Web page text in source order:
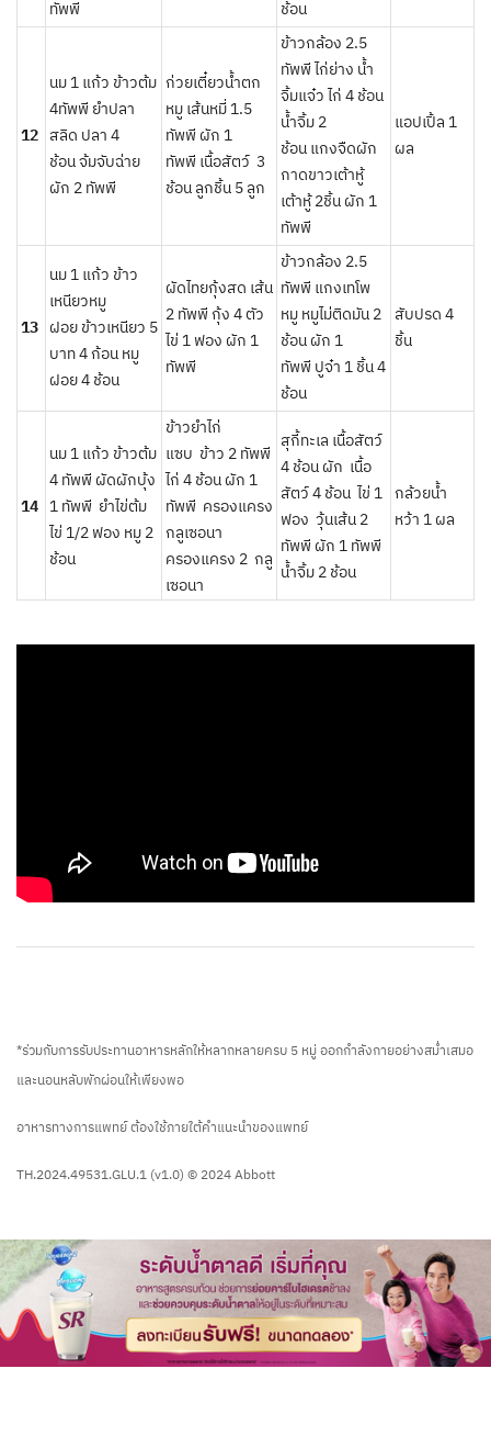
ทัพพี ช้อน
12
นม 1 แก้ว ข้าวต้ม
4ทัพพี ยำปลา
สลิด ปลา 4
ช้อน จ้มจับฉ่าย
ผัก 2 ทัพพี
ก่วยเตี๋ยวน้ำตก
หมู เส้นหมี่ 1.5
ทัพพี ผัก 1
ทัพพี เนื้อสัตว์ 3
ช้อน ลูกชิ้น 5 ลูก
ข้าวกล้อง 2.5
ทัพพี ไก่ย่าง น้ำ
จิ้มแจ๋ว ไก่ 4 ช้อน
น้ำจิ้ม 2
ช้อน แกงจืดผัก
กาดขาวเต้าหู้
เต้าหู้ 2ชิ้น ผัก 1
ทัพพี
แอปเปิ้ล 1
ผล
13
นม 1 แก้ว ข้าว
เหนียวหมู
ฝอย ข้าวเหนียว 5
บาท 4 ก้อน หมู
ฝอย 4 ช้อน
ผัดไทยกุ้งสด เส้น
2 ทัพพี กุ้ง 4 ตัว
ไข่ 1 ฟอง ผัก 1
ทัพพี
ข้าวกล้อง 2.5
ทัพพี แกงเทโพ
หมู หมูไม่ติดมัน 2
ช้อน ผัก 1
ทัพพี ปูจ๋า 1 ชิ้น 4
ช้อน
สับปรด 4
ชิ้น
14
นม 1 แก้ว ข้าวต้ม
4 ทัพพี ผัดผักบุ้ง
1 ทัพพี ยำไข่ต้ม
ไข่ 1/2 ฟอง หมู 2
ช้อน
ข้าวยำไก่
แซบ ข้าว 2 ทัพพี
ไก่ 4 ช้อน ผัก 1
ทัพพี ครองแครง
กลูเซอนา
ครองแครง 2 กลู
เซอนา
สุกี้ทะเล เนื้อสัตว์
4 ช้อน ผัก เนื้อ
สัตว์ 4 ช้อน ไข่ 1
ฟอง วุ้นเส้น 2
ทัพพี ผัก 1 ทัพพี
น้ำจิ้ม 2 ช้อน
กล้วยน้ำ
หว้า 1 ผล
*ร่วมกับการรับประทานอาหารหลักให้หลากหลายครบ 5 หมู่ ออกกำลังกายอย่างสม่ำเสมอ
และนอนหลับพักผ่อนให้เพียงพอ
อาหารทางการแพทย์ ต้องใช้ภายใต้คำแนะนำของแพทย์
TH.2024.49531.GLU.1 (v1.0) © 2024 Abbott